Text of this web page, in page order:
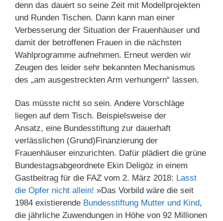
denn das dauert so seine Zeit mit Modellprojekten
und Runden Tischen. Dann kann man einer
Verbesserung der Situation der Frauenhäuser und
damit der betroffenen Frauen in die nächsten
Wahlprogramme aufnehmen. Erneut werden wir
Zeugen des leider sehr bekannten Mechanismus
des „am ausgestreckten Arm verhungern“ lassen.
Das müsste nicht so sein. Andere Vorschläge
liegen auf dem Tisch. Beispielsweise der
Ansatz, eine Bundesstiftung zur dauerhaft
verlässlichen (Grund)Finanzierung der
Frauenhäuser einzurichten. Dafür plädiert die grüne
Bundestagsabgeordnete Ekin Deligöz in einem
Gastbeitrag für die FAZ vom 2. März 2018: Lasst
die Opfer nicht allein! »Das Vorbild wäre die seit
1984 existierende Bundesstiftung Mutter und Kind,
die jährliche Zuwendungen in Höhe von 92 Millionen